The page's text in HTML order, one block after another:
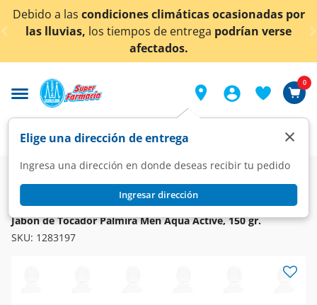
< div class="carousel-inner">
climáticas ocasionadas por
de entregapodrían verse
¡Ahora también
Elige una dirección de entrega
Ingresa una dirección en donde deseas recibir tu pedido
Ingresar dirección
×
0
Super Higiene y Belleza
Higiene y Cuidado Corporal
Jabón de Tocador
PALMIRA
Jabón de Tocador Palmira Men Aqua Active, 150 gr.
SKU: 1283197